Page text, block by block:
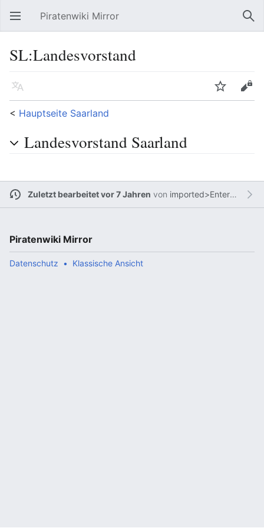
Hauptmenü öffnen Piratenwiki Mirror
SL:Landesvorstand
Sprache Beobachten
Bearbeiten
< Hauptseite Saarland
Landesvorstand Saarland
Zuletzt bearbeitet vor 7 Jahren von imported>Enterhaken66xyz
Piratenwiki Mirror
Datenschutz Klassische Ansicht